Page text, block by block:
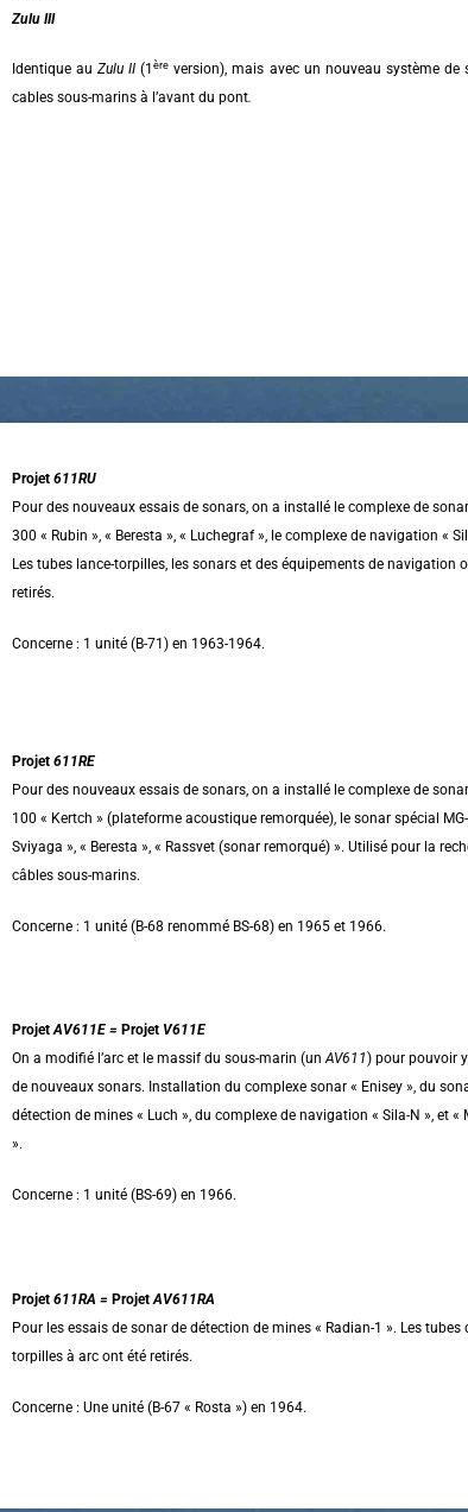
Zulu III
Identique auZulu II (1ère version), mais avec un nouveau système de
cables sous-marins à l’avant du pont.
Projet 611RU
Pour des nouveaux essais de sonars, on a installé le complexe de
300 « Rubin », « Beresta », « Luchegraf », le complexe de navigation «
Les tubes lance-torpilles, les sonars et des équipements de navigation
retirés.
Concerne : 1 unité (B-71) en 1963-1964.
Projet 611RE
Pour des nouveaux essais de sonars, on a installé le complexe de
100 « Kertch » (plateforme acoustique remorquée), le sonar spécial
Sviyaga », « Beresta », « Rassvet (sonar remorqué) ». Utilisé pour la
câbles sous-marins.
Concerne : 1 unité (B-68 renommé BS-68) en 1965 et 1966.
ProjetAV611E = Projet V611E
On a modifié l’arc et le massif du sous-marin (unAV611) pour pouvoir
de nouveaux sonars. Installation du complexe sonar « Enisey », du
détection de mines « Luch », du complexe de navigation « Sila-N », et «
».
Concerne : 1 unité (BS-69) en 1966.
Projet 611RA = Projet AV611RA
Pour les essais de sonar de détection de mines « Radian-1 ». Les tubes
torpilles à arc ont été retirés.
Concerne : Une unité (B-67 « Rosta ») en 1964.